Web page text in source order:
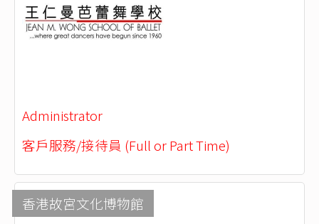
Administrator
客戶服務/接待員 (Full or Part Time)
香港故宮文化博物館